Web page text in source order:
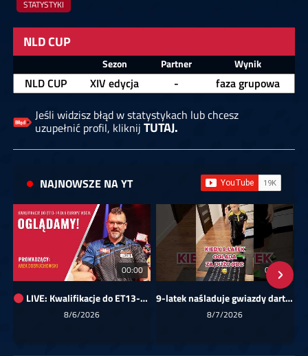
STATYSTYKI
NLD CUP
Sezon Partner Wynik
NLD CUP XIV edycja -
faza grupowa
Jeśli widzisz błąd w statystykach lub chcesz
uzupełnić profil, kliknijTUTAJ.
NAJNOWSZE NA YT
00:00
LIVE: Kwalifikacje do ET13-14 dla Europy Wschodniej
8/6/2026
01:08
9-latek naśladuje gwiazdy darta!
8/7/2026